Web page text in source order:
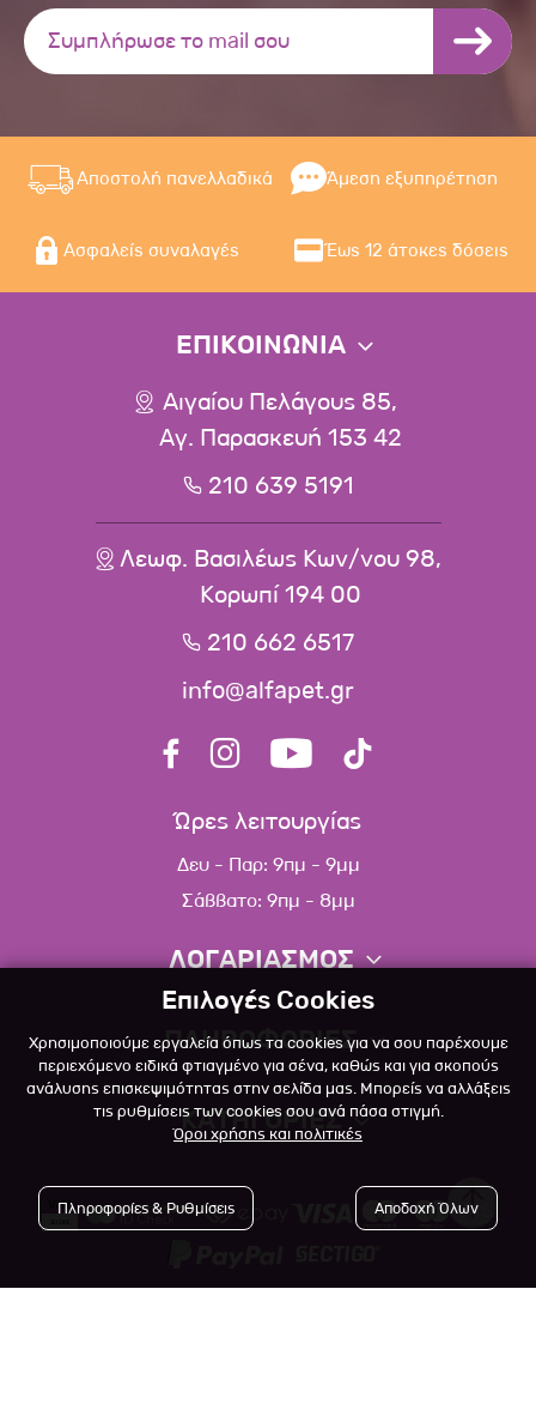
Αποστολή πανελλαδικά Άμεση εξυπηρέτηση
Ασφαλείς συναλαγές Έως 12 άτοκες δόσεις
ΕΠΙΚΟΙΝΩΝΙΑ
Αιγαίου Πελάγους 85,
Αγ. Παρασκευή 153 42
210 639 5191
Λεωφ. Βασιλέως Κων/νου 98,
Κορωπί 194 00
210 662 6517
info@alfapet.gr
Ώρες λειτουργίας
Δευ - Παρ: 9πμ - 9μμ
Σάββατο: 9πμ - 8μμ
ΛΟΓΑΡΙΑΣΜΟΣ
Πληροφορίες λογαριασμού
Λίστα αγαπημένων
Πολιτική επιστροφών
ΠΛΗΡΟΦΟΡΙΕΣ
Σχετικά
Επικοινωνία
Blog
Όροι Χρήσης
Πολιτική Απορρήτου
ΚΑΤΗΓΟΡΙΕΣ
Επιλογές Cookies
Χρησιμοποιούμε εργαλεία όπως τα cookies για να σου παρέχουμε
περιεχόμενο ειδικά φτιαγμένο για σένα, καθώς και για σκοπούς
ανάλυσης επισκεψιμότητας στην σελίδα μας. Μπορείς να αλλάξεις
τις ρυθμίσεις των cookies σου ανά πάσα στιγμή.
Όροι χρήσης και πολιτικές
Πληροφορίες & Ρυθμίσεις Αποδοχή Όλων